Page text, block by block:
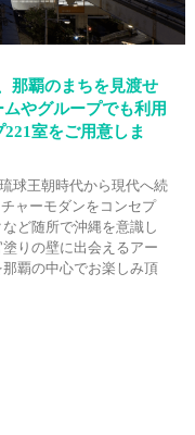
那覇のまちを見渡せ
やグループでも利用
室をご用意しま
球王朝時代から現代へ続
ャーモダンをコンセプ
ど随所で沖縄を意識し
りの壁に出会えるアー
覇の中心でお楽しみ頂